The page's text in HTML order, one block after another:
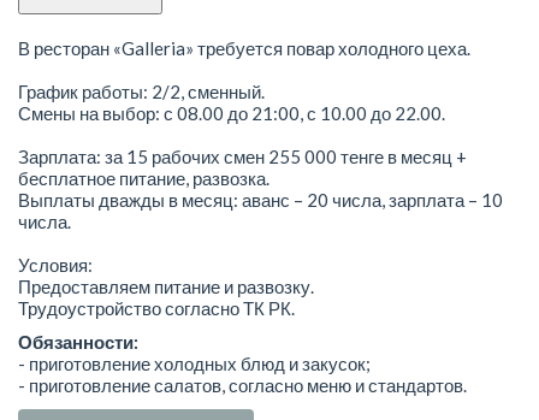
В ресторан «Galleria» требуется повар холодного цеха.
График работы: 2/2, сменный.
Смены на выбор: с 08.00 до 21:00, с 10.00 до 22.00.
Зарплата: за 15 рабочих смен 255 000 тенге в месяц +
бесплатное питание, развозка.
Выплаты дважды в месяц: аванс – 20 числа, зарплата – 10
числа.
Условия:
Предоставляем питание и развозку.
Трудоустройство согласно ТК РК.
Обязанности:
- приготовление холодных блюд и закусок;
- приготовление салатов, согласно меню и стандартов.